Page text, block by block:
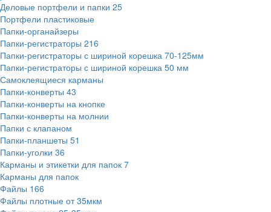
Деловые портфели и папки 25
Портфели пластиковые
Папки-органайзеры
Папки-регистраторы 216
Папки-регистраторы с шириной корешка 70-125мм
Папки-регистраторы с шириной корешка 50 мм
Самоклеящиеся карманы
Папки-конверты 43
Папки-конверты на кнопке
Папки-конверты на молнии
Папки с клапаном
Папки-планшеты 51
Папки-уголки 36
Карманы и этикетки для папок 7
Карманы для папок
Файлы 166
Файлы плотные от 35мкм